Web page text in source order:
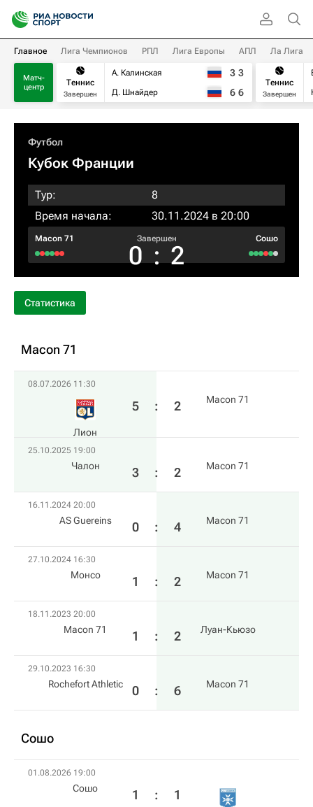
Главное Лига Чемпионов РПЛ Лига Европы АПЛ Ла Лига
Матч-
центр
Теннис
Завершен
А. Калинская
Д. Шнайдер
3 3
6 6
Теннис
Завершен
Футбол
Кубок Франции
Тур:
8
Время начала:
30.11.2024 в 20:00
Macon 71 Завершен
0 : 2
Сошо
Статистика
Macon 71
08.07.2026 11:30
Лион
5 : 2 Macon 71
25.10.2025 19:00
Чалон 3 : 2 Macon 71
16.11.2024 20:00
AS Guereins 0 : 4 Macon 71
27.10.2024 16:30
Монсо 1 : 2 Macon 71
18.11.2023 20:00
Macon 71 1 : 2 Луан-Кьюзо
29.10.2023 16:30
Rochefort Athletic 0 : 6 Macon 71
Сошо
01.08.2026 19:00
Сошо 1 : 1